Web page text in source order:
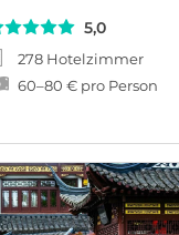
5,0
278 Hotelzimmer
60–80 € pro Person